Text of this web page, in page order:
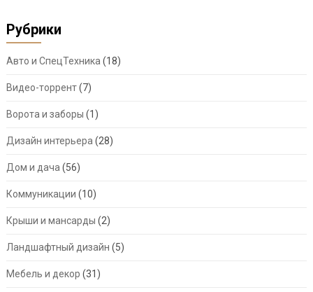
Рубрики
Авто и СпецТехника (18)
Видео-торрент(7)
Ворота и заборы (1)
Дизайн интерьера (28)
Дом и дача (56)
Коммуникации (10)
Крыши и мансарды (2)
Ландшафтный дизайн (5)
Мебель и декор (31)